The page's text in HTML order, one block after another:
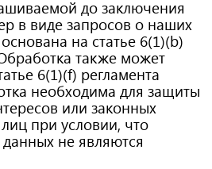
до заключения
в виде запросов о наших
на статье 6(1)(b)
также может
6(1)(f) регламента
необходима для защиты
или законных
при условии, что
не являются